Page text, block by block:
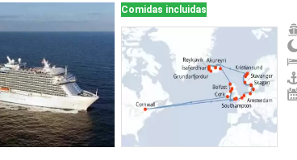
Comidas incluidas